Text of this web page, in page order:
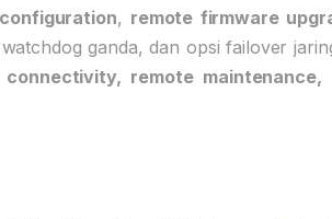
, remote firmware
ganda, dan opsi failover
remote maintenance,